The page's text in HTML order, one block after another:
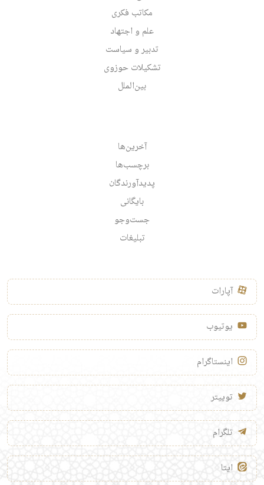
مکاتب فکری
علم و اجتهاد
تدبیر و سیاست
تشکیلات حوزوی
بین‌الملل
آخرین‌ها
برچسب‌ها
پدیدآورندگان
بایگانی
جست‌وجو
تبلیغات
آپارات
یوتیوب
اینستاگرام
توییتر
تلگرام
ایتا